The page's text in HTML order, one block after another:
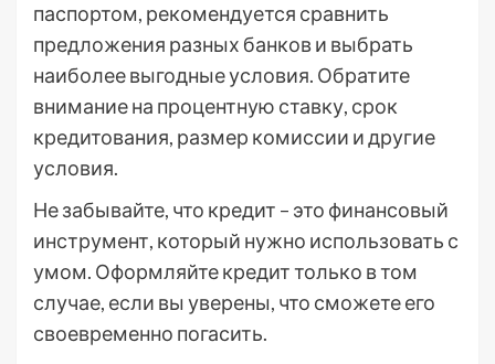
паспортом, рекомендуется сравнить
предложения разных банков и выбрать
наиболее выгодные условия. Обратите
внимание на процентную ставку, срок
кредитования, размер комиссии и другие
условия.
Не забывайте, что кредит – это финансовый
инструмент, который нужно использовать с
умом. Оформляйте кредит только в том
случае, если вы уверены, что сможете его
своевременно погасить.